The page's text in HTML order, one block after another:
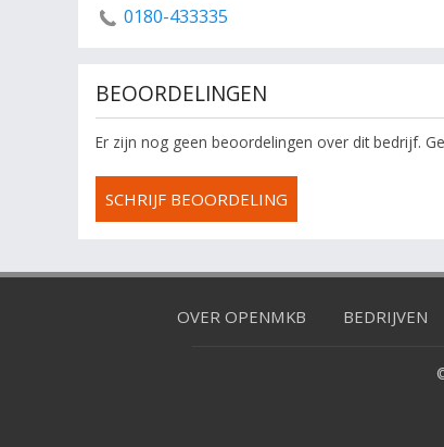
0180-433335
BEOORDELINGEN
Er zijn nog geen beoordelingen over dit bedrijf.
SCHRIJF BEOORDELING
OVER OPENMKB BEDRIJVEN